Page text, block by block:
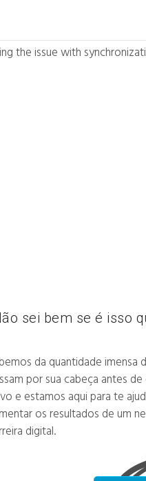
sei bem se é isso
da quantidade imensa
por sua cabeça antes
e estamos aqui para te
os resultados de um
digital.